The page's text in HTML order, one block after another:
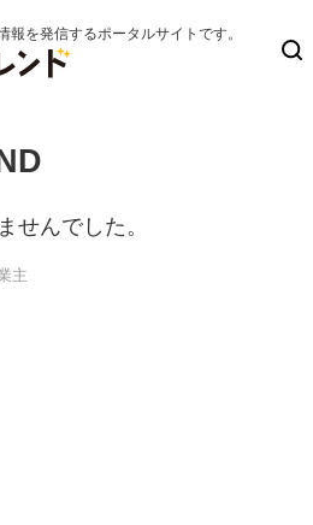
報を発信するポータルサイトです。
せんでした。
主